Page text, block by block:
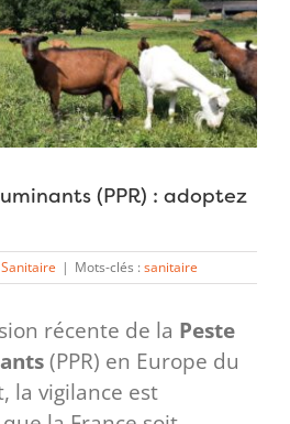
(PPR) : adoptez
Sanitaire | Mots-clés : sanitaire
récente de la Peste
(PPR) en Europe du
la vigilance est